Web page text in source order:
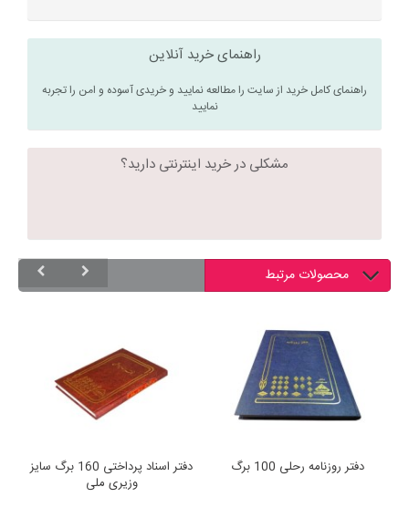
راهنمای خرید آنلاین
راهنمای کامل خرید از سایت را مطالعه نمایید و خریدی آسوده و امن را تجربه
نمایید
مشکلی در خرید اینترنتی دارید؟
محصولات مرتبط
دفتر اسناد پرداختی 160 برگ سایز
وزیری ملی
دفتر روزنامه رحلی 100 برگ